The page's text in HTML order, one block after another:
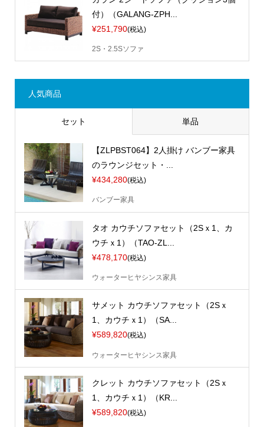
付）（GALANG-ZPH...
¥251,790(税込)
2S・2.5Sソファ
人気商品
セット 単品
【ZLPBST064】2人掛け バンブー家具
のラウンジセット・...
¥434,280(税込)
バンブー家具
タオ カウチソファセット（2Sｘ1、カ
ウチｘ1）（TAO-ZL...
¥478,170(税込)
ウォーターヒヤシンス家具
サメット カウチソファセット（2Sｘ
1、カウチｘ1）（SA...
¥589,820(税込)
ウォーターヒヤシンス家具
クレット カウチソファセット（2Sｘ
1、カウチｘ1）（KR...
¥589,820(税込)